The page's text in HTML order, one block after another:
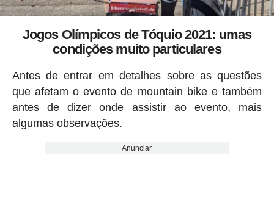
Jogos Olímpicos de Tóquio 2021: umas
condições muito particulares
Antes de entrar em detalhes sobre as questões
que afetam o evento de mountain bike e também
antes de dizer onde assistir ao evento, mais
algumas observações.
Anunciar